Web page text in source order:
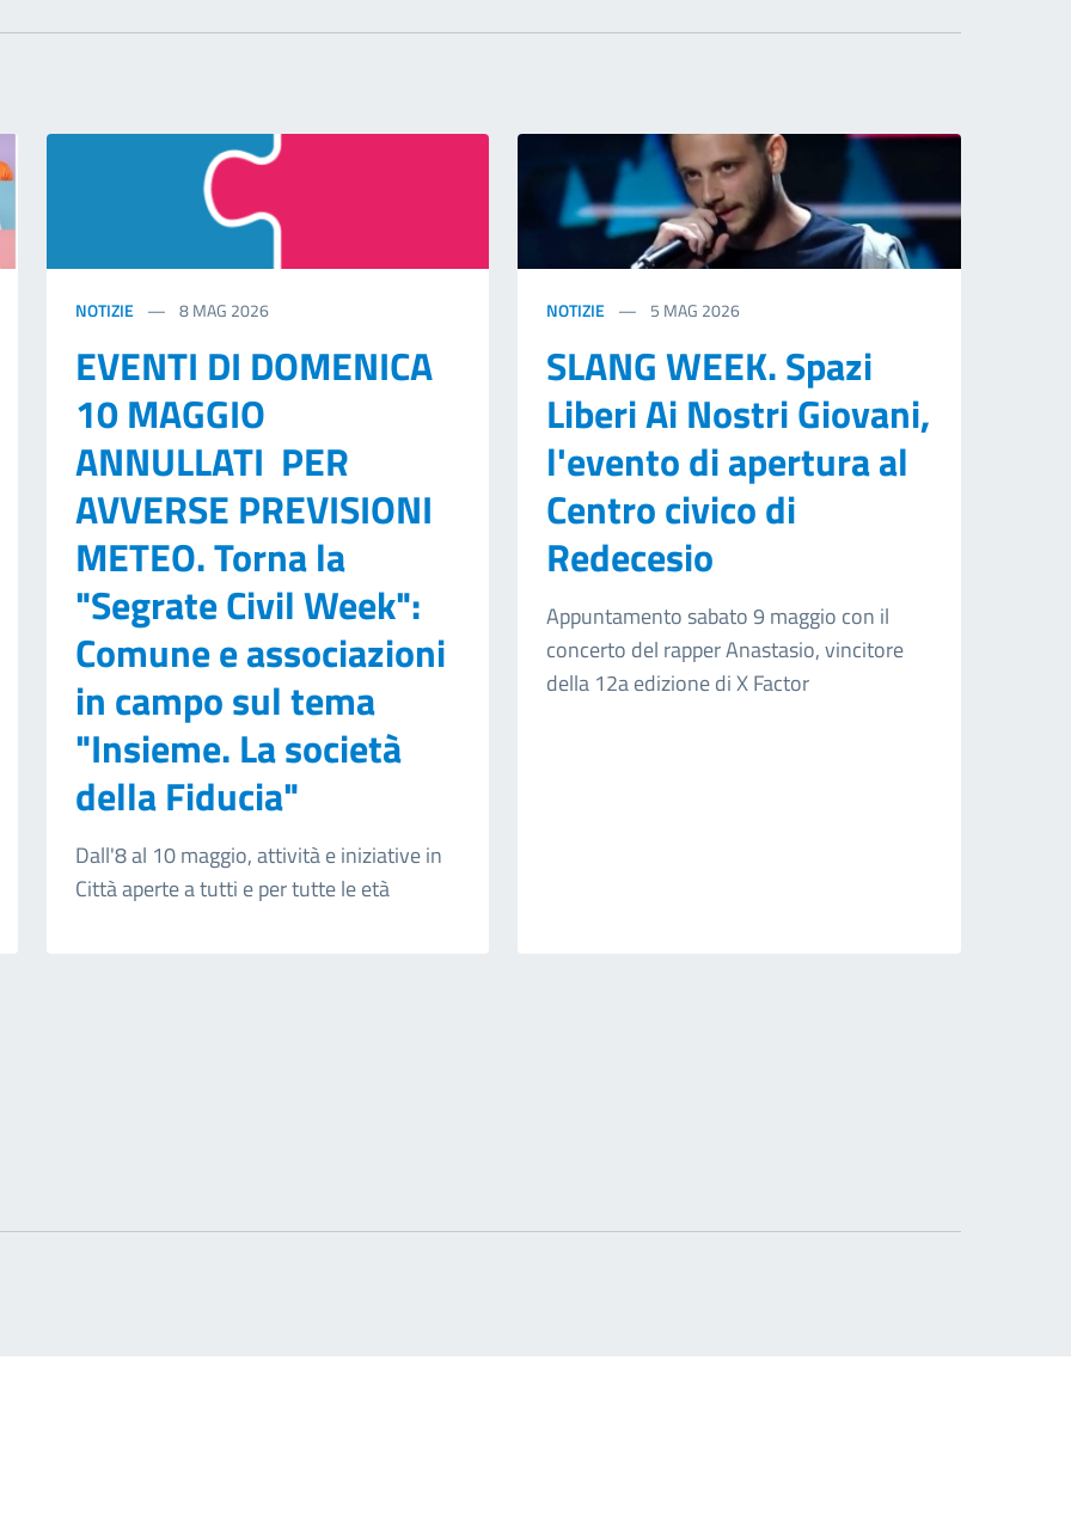
NOTIZIE 8 MAG 2026
EVENTI DI DOMENICA
10 MAGGIO
ANNULLATI PER
AVVERSE PREVISIONI
METEO. Torna la
"Segrate Civil Week":
Comune e associazioni
in campo sul tema
"Insieme. La società
della Fiducia"
Dall'8 al 10 maggio, attività e iniziative in
Città aperte a tutti e per tutte le età
NOTIZIE 5 MAG 2026
SLANG WEEK. Spazi
Liberi Ai Nostri Giovani,
l'evento di apertura al
Centro civico di
Redecesio
Appuntamento sabato 9 maggio con il
concerto del rapper Anastasio, vincitore
della 12a edizione di X Factor